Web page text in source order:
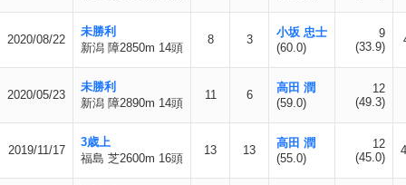
2020/08/22
未勝利
新潟 障2850m 14頭
8 3
小坂 忠士
(60.0)
9
(33.9)
2020/05/23
未勝利
新潟 障2890m 14頭
11 6
高田 潤
(59.0)
12
(49.3)
2019/11/17
3歳上
福島 芝2600m 16頭
13 13
高田 潤
(55.0)
12
(45.0)